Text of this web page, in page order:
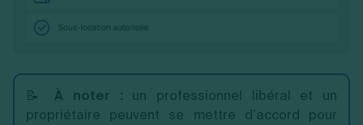
📝 À noter : un professionnel libéral et un
propriétaire peuvent se mettre d’accord pour